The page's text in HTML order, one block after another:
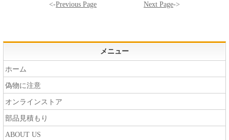
<-Previous Page Next Page->
メニュー
ホーム
偽物に注意
オンラインストア
部品見積もり
ABOUT US